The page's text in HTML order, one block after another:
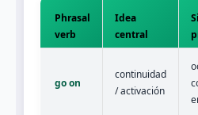
Phrasal
verb
Idea
central
go on
continuidad
/ activación